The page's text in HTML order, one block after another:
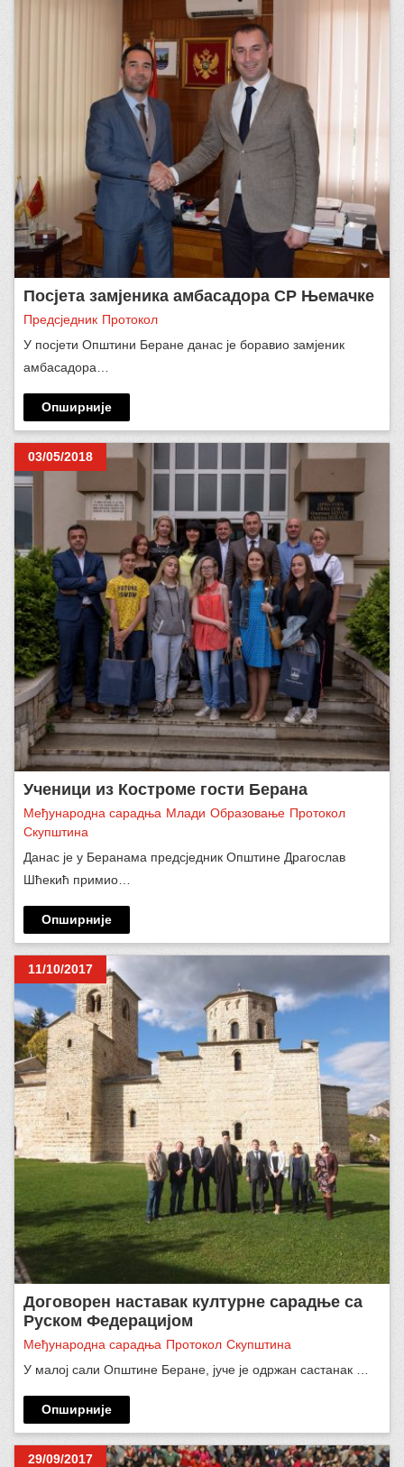
Посјета замјеника амбасадора СР Њемачке
Предсједник Протокол
У посјети Општини Беране данас је боравио замјеник
aмбасадора…
Опширније
03/05/2018
Ученици из Костроме гости Берана
Међународна сарадња Млади Образовање Протокол
Скупштина
Данас је у Беранама предсједник Општине Драгослав
Шћекић примио…
Опширније
11/10/2017
Договорен наставак културне сарадње са
Руском Федерацијом
Међународна сарадња Протокол Скупштина
У малој сали Општине Беране, јуче је одржан састанак …
Опширније
29/09/2017